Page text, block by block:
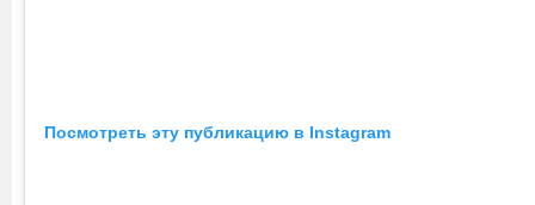
Посмотреть эту публикацию в Instagram